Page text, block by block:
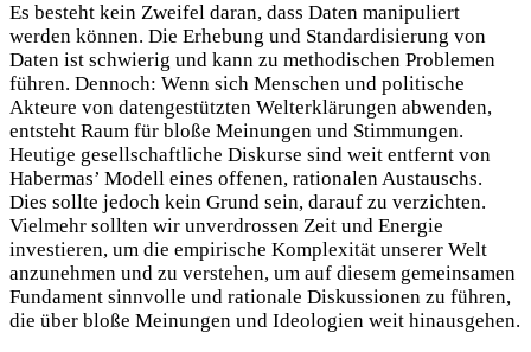
Es besteht kein Zweifel daran, dass Daten manipuliert
werden können. Die Erhebung und Standardisierung von
Daten ist schwierig und kann zu methodischen Problemen
führen. Dennoch: Wenn sich Menschen und politische
Akteure von datengestützten Welterklärungen abwenden,
entsteht Raum für bloße Meinungen und Stimmungen.
Heutige gesellschaftliche Diskurse sind weit entfernt von
Habermas’ Modell eines offenen, rationalen Austauschs.
Dies sollte jedoch kein Grund sein, darauf zu verzichten.
Vielmehr sollten wir unverdrossen Zeit und Energie
investieren, um die empirische Komplexität unserer Welt
anzunehmen und zu verstehen, um auf diesem gemeinsamen
Fundament sinnvolle und rationale Diskussionen zu führen,
die über bloße Meinungen und Ideologien weit hinausgehen.